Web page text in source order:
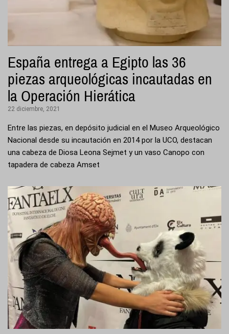
España entrega a Egipto las 36
piezas arqueológicas incautadas en
la Operación Hierática
22 diciembre, 2021
Entre las piezas, en depósito judicial en el Museo Arqueológico
Nacional desde su incautación en 2014 por la UCO, destacan
una cabeza de Diosa Leona Sejmet y un vaso Canopo con
tapadera de cabeza Amset